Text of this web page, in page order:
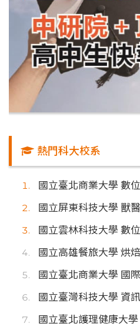
熱門科大校系
國立臺北商業大學 數
國立屏東科技大學 獸
國立雲林科技大學 數
國立高雄餐旅大學 烘
國立臺北商業大學 國
國立臺灣科技大學 資
國立臺北護理健康大